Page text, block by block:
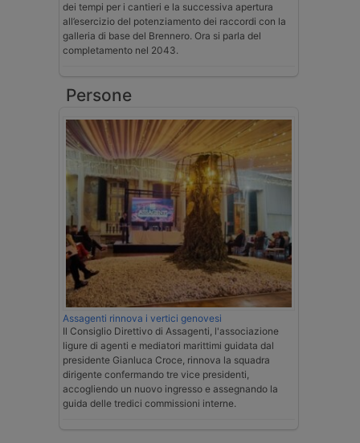
dei tempi per i cantieri e la successiva apertura
all’esercizio del potenziamento dei raccordi con la
galleria di base del Brennero. Ora si parla del
completamento nel 2043.
Persone
Assagenti rinnova i vertici genovesi
Il Consiglio Direttivo di Assagenti, l'associazione
ligure di agenti e mediatori marittimi guidata dal
presidente Gianluca Croce, rinnova la squadra
dirigente confermando tre vice presidenti,
accogliendo un nuovo ingresso e assegnando la
guida delle tredici commissioni interne.